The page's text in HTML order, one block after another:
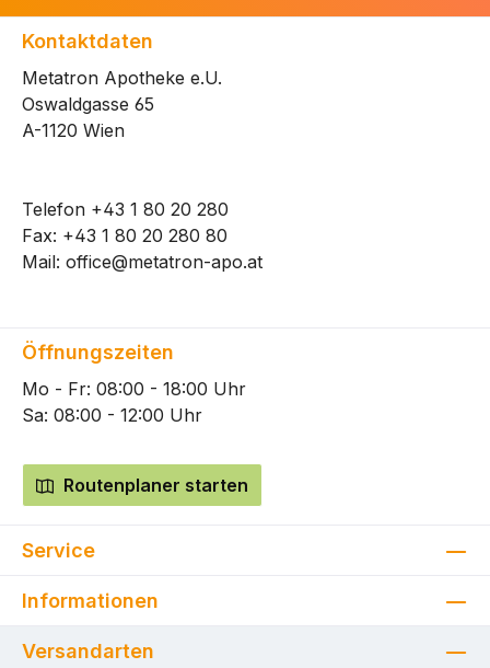
Kontaktdaten
Metatron Apotheke e.U.
Oswaldgasse 65
A-1120 Wien
Telefon +43 1 80 20 280
Fax: +43 1 80 20 280 80
Mail: office@metatron-apo.at
Öffnungszeiten
Mo - Fr: 08:00 - 18:00 Uhr
Sa: 08:00 - 12:00 Uhr
Routenplaner starten
Service
Informationen
Versandarten